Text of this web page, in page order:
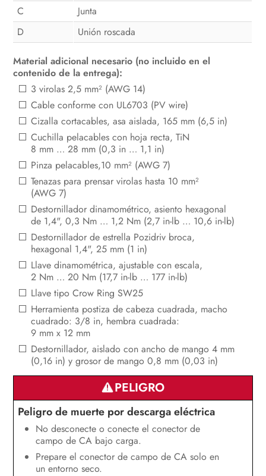
C
Junta
D
Unión roscada
Material adicional necesario (no incluido en el
contenido de la entrega):
3 virolas 2,5 mm² (AWG 14)
Cable conforme con UL6703 (PV wire)
Cizalla cortacables, asa aislada, 165 mm (6,5 in)
Cuchilla pelacables con hoja recta, TiN
8 mm … 28 mm (0,3 in … 1,1 in)
Pinza pelacables,10 mm² (AWG 7)
Tenazas para prensar virolas hasta 10 mm²
(AWG 7)
Destornillador dinamométrico, asiento hexagonal
de 1,4", 0,3 Nm … 1,2 Nm (2,7 in-lb … 10,6 in-lb)
Destornillador de estrella Pozidriv broca,
hexagonal 1,4", 25 mm (1 in)
Llave dinamométrica, ajustable con escala,
2 Nm … 20 Nm (17,7 in-lb … 177 in-lb)
Llave tipo Crow Ring SW25
Herramienta postiza de cabeza cuadrada, macho
cuadrado: 3/8 in, hembra cuadrada:
9 mm x 12 mm
Destornillador, aislado con ancho de mango 4 mm
(0,16 in) y grosor de mango 0,8 mm (0,03 in)
PELIGRO
Peligro de muerte por descarga eléctrica
No desconecte o conecte el conector de
campo de CA bajo carga.
Prepare el conector de campo de CA solo en
un entorno seco.
Accesorios y piezas de repuesto
Contacto